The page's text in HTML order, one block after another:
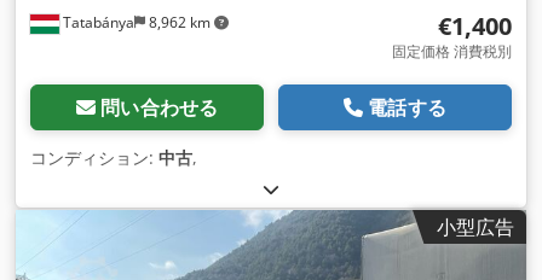
Tatabánya 8,962 km €1,400
固定価格 消費税別
問い合わせる 電話する
コンディション: 中古,
小型広告